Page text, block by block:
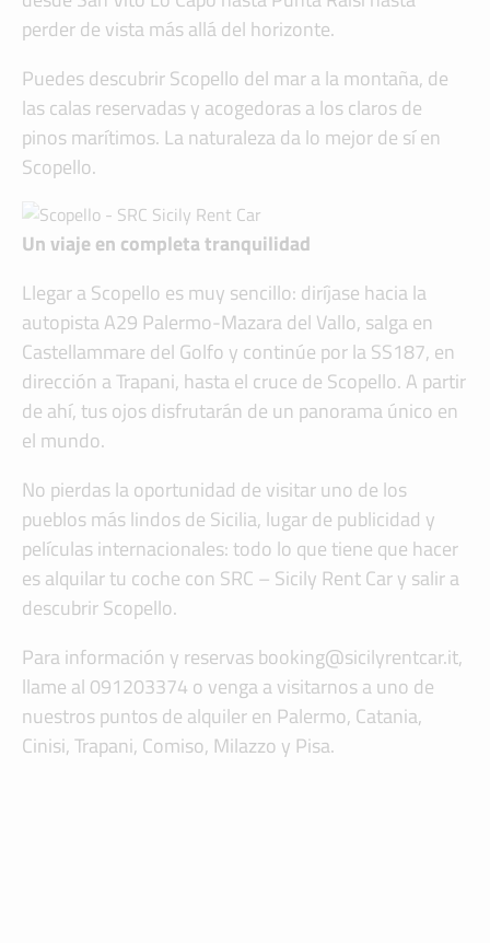
perder de vista más allá del horizonte.
Puedes descubrir Scopello del mar a la montaña, de
las calas reservadas y acogedoras a los claros de
pinos marítimos. La naturaleza da lo mejor de sí en
Scopello.
Un viaje en completa tranquilidad
Llegar a Scopello es muy sencillo: diríjase hacia la
autopista A29 Palermo-Mazara del Vallo, salga en
Castellammare del Golfo y continúe por la SS187, en
dirección a Trapani, hasta el cruce de Scopello. A partir
de ahí, tus ojos disfrutarán de un panorama único en
el mundo.
No pierdas la oportunidad de visitar uno de los
pueblos más lindos de Sicilia, lugar de publicidad y
películas internacionales: todo lo que tiene que hacer
es alquilar tu coche con SRC – Sicily Rent Car y salir a
descubrir Scopello.
Para información y reservas booking@sicilyrentcar.it,
llame al 091203374 o venga a visitarnos a uno de
nuestros puntos de alquiler en Palermo, Catania,
Cinisi, Trapani, Comiso, Milazzo y Pisa.